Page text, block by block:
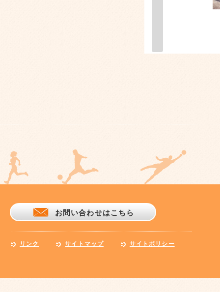
お問い合わせはこちら
リンク サイトマップ サイトポリシー